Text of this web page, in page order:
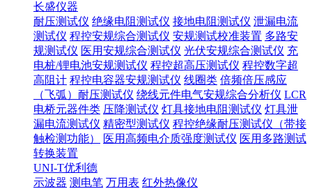
长盛仪器
耐压测试仪 绝缘电阻测试仪 接地电阻测试仪 泄漏电流
测试仪 程控安规综合测试仪 安规测试校准装置 多路安
规测试仪 医用安规综合测试仪 光伏安规综合测试仪 充
电桩/锂电池安规测试仪 程控超高压测试仪 程控数字超
高阻计 程控电容器安规测试仪 线圈类 倍频倍压感应
（飞弧）耐压测试仪 绕线元件电气安规综合分析仪 LCR
电桥元器件类 压降测试仪 灯具接地电阻测试仪 灯具泄
漏电流测试仪 精密型测试仪 程控绝缘耐压测试仪（带接
触检测功能）
医用高频电介质强度测试仪 医用多路测试
转换装置
UNI-T优利德
示波器 测电笔 万用表 红外热像仪